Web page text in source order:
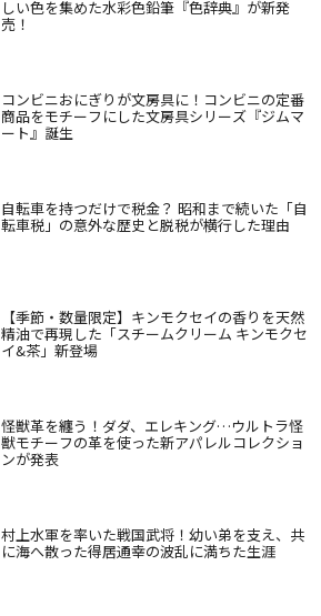
しい色を集めた水彩色鉛筆『色辞典』が新発
売！
コンビニおにぎりが文房具に！コンビニの定番
商品をモチーフにした文房具シリーズ『ジムマ
ート』誕生
自転車を持つだけで税金？ 昭和まで続いた「自
転車税」の意外な歴史と脱税が横行した理由
【季節・数量限定】キンモクセイの香りを天然
精油で再現した「スチームクリーム キンモクセ
イ&茶」新登場
怪獣革を纏う！ダダ、エレキング…ウルトラ怪
獣モチーフの革を使った新アパレルコレクショ
ンが発表
村上水軍を率いた戦国武将！幼い弟を支え、共
に海へ散った得居通幸の波乱に満ちた生涯